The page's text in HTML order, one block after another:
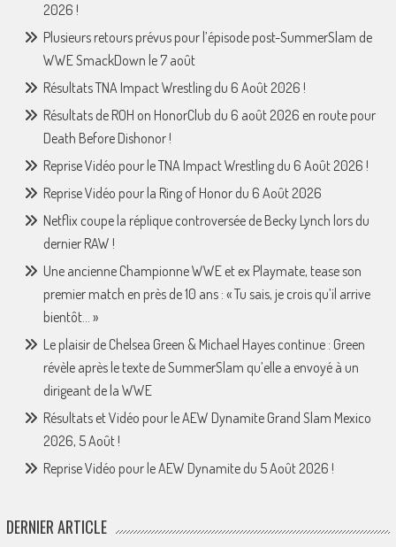
2026 !
Plusieurs retours prévus pour l’épisode post-SummerSlam de
WWE SmackDown le 7 août
Résultats TNA Impact Wrestling du 6 Août 2026 !
Résultats de ROH on HonorClub du 6 août 2026 en route pour
Death Before Dishonor !
Reprise Vidéo pour le TNA Impact Wrestling du 6 Août 2026 !
Reprise Vidéo pour la Ring of Honor du 6 Août 2026
Netflix coupe la réplique controversée de Becky Lynch lors du
dernier RAW !
Une ancienne Championne WWE et ex Playmate, tease son
premier match en près de 10 ans : « Tu sais, je crois qu’il arrive
bientôt… »
Le plaisir de Chelsea Green & Michael Hayes continue : Green
révèle après le texte de SummerSlam qu’elle a envoyé à un
dirigeant de la WWE
Résultats et Vidéo pour le AEW Dynamite Grand Slam Mexico
2026, 5 Août !
Reprise Vidéo pour le AEW Dynamite du 5 Août 2026 !
DERNIER ARTICLE